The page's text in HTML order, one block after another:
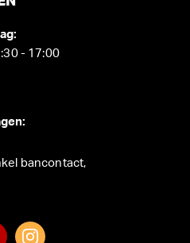
- 17:00
bancontact,